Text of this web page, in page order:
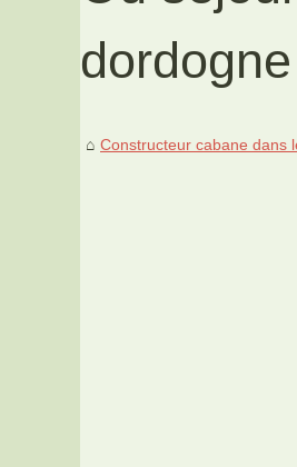
dordogne
Constructeur cabane dans